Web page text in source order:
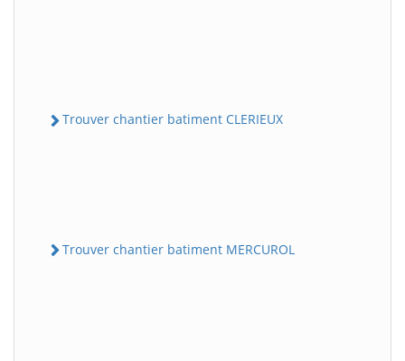
Trouver chantier batiment CLERIEUX
Trouver chantier batiment MERCUROL